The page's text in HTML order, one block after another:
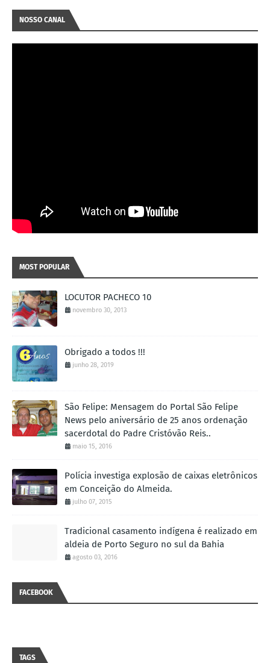
NOSSO CANAL
MOST POPULAR
LOCUTOR PACHECO 10
novembro 30, 2013
Obrigado a todos !!!
junho 28, 2019
São Felipe: Mensagem do Portal São Felipe
News pelo aniversário de 25 anos ordenação
sacerdotal do Padre Cristóvão Reis..
maio 15, 2016
Polícia investiga explosão de caixas eletrônicos
em Conceição do Almeida.
julho 07, 2015
Tradicional casamento indígena é realizado em
aldeia de Porto Seguro no sul da Bahia
agosto 03, 2016
FACEBOOK
TAGS